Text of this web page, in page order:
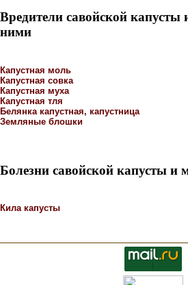
Вредители савойской
ними
Капустная моль
Капустная совка
Капустная муха
Капустная тля
Белянка капустная, капустница
Земляные блошки
Болезни савойской капусты
Кила капусты